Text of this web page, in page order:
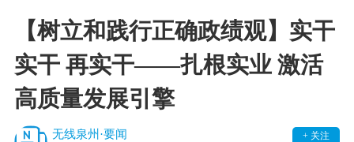
【树立和践行正确政绩观】实干
实干 再实干——扎根实业 激活
高质量发展引擎
无线泉州·要闻
+ 关注